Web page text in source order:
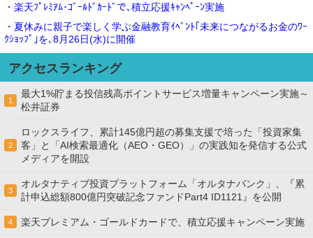
・楽天ﾌﾟﾚﾐｱﾑ･ｺﾞｰﾙﾄﾞｶｰﾄﾞで､積立応援ｷｬﾝﾍﾟｰﾝ実施
・夏休みに親子で楽しく学ぶ金融教育ｲﾍﾞﾝﾄ｢未来につながるお金のﾜｰ
ｸｼｮｯﾌﾟ｣を､8月26日(水)に開催
アクセスランキング
1
最大1%貯まる投信残高ポイントサービス増量キャンペーン実施～
松井証券
2
ロックスライフ、累計145億円超の募集支援で培った「投資家集
客」と「AI検索最適化（AEO・GEO）」の実践知を発信する公式
メディアを開設
3
オルタナティブ投資プラットフォーム「オルタナバンク」、『累
計申込総額800億円突破記念ファンドPart4 ID1121』を公開
4 楽天プレミアム・ゴールドカードで、積立応援キャンペーン実施